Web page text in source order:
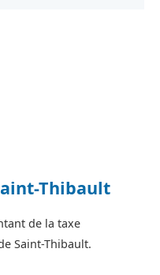
Thibault
de la taxe
Saint-Thibault.